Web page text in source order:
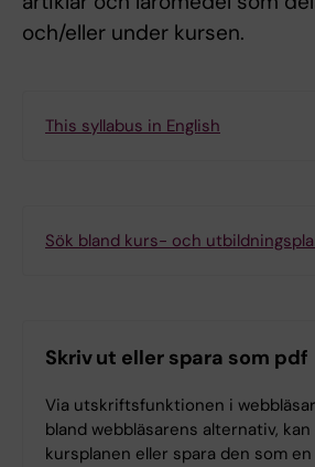
och/eller under kursen.
This syllabus in English
Sök bland kurs- och
Skriv ut eller spara som pdf
Via utskriftsfunktionen i
bland webbläsarens alternativ,
kursplanen eller spara den som en